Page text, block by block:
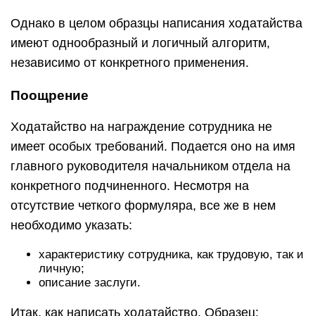
Однако в целом образцы написания ходатайства
имеют однообразный и логичный алгоритм,
независимо от конкретного применения.
Поощрение
Ходатайство на награждение сотрудника не
имеет особых требований. Подается оно на имя
главного руководителя начальником отдела на
конкретного подчиненного. Несмотря на
отсутствие четкого формуляра, все же в нем
необходимо указать:
характеристику сотрудника, как трудовую, так и
личную;
описание заслуги.
Итак, как написать ходатайство. Образец: